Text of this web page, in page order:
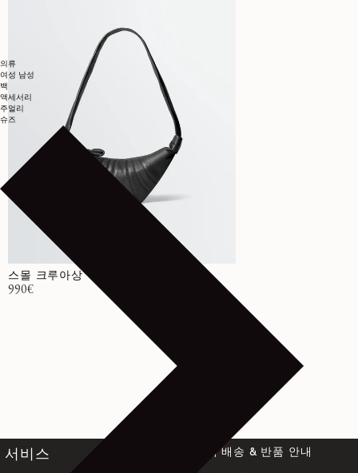
의류
여성 남성
백
액세서리
주얼리
슈즈
스몰 크루아상 백
정가
990€
서비스 전 세계 배송 & 반품 안내